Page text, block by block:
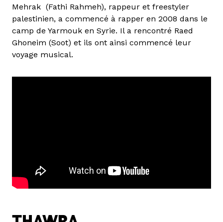
Mehrak (Fathi Rahmeh), rappeur et freestyler
palestinien, a commencé à rapper en 2008 dans le
camp de Yarmouk en Syrie. Il a rencontré Raed
Ghoneim (Soot) et ils ont ainsi commencé leur
voyage musical.